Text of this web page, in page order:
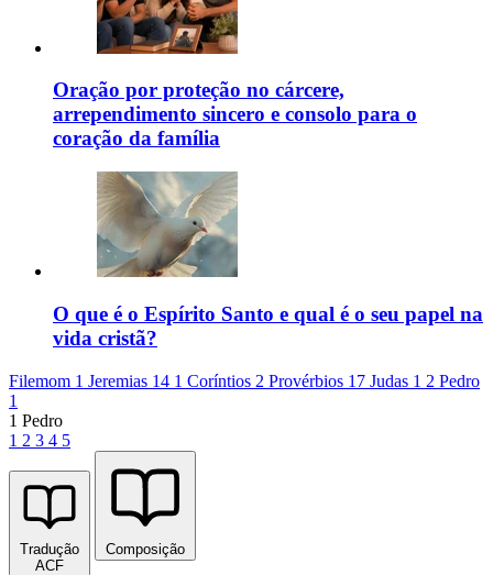
Oração por proteção no cárcere,
arrependimento sincero e consolo para o
coração da família
O que é o Espírito Santo e qual é o seu papel na
vida cristã?
Filemom 1 Jeremias 14 1 Coríntios 2 Provérbios 17 Judas 1 2 Pedro
1
1 Pedro
1 2 3 4 5
Tradução
ACF
Composição